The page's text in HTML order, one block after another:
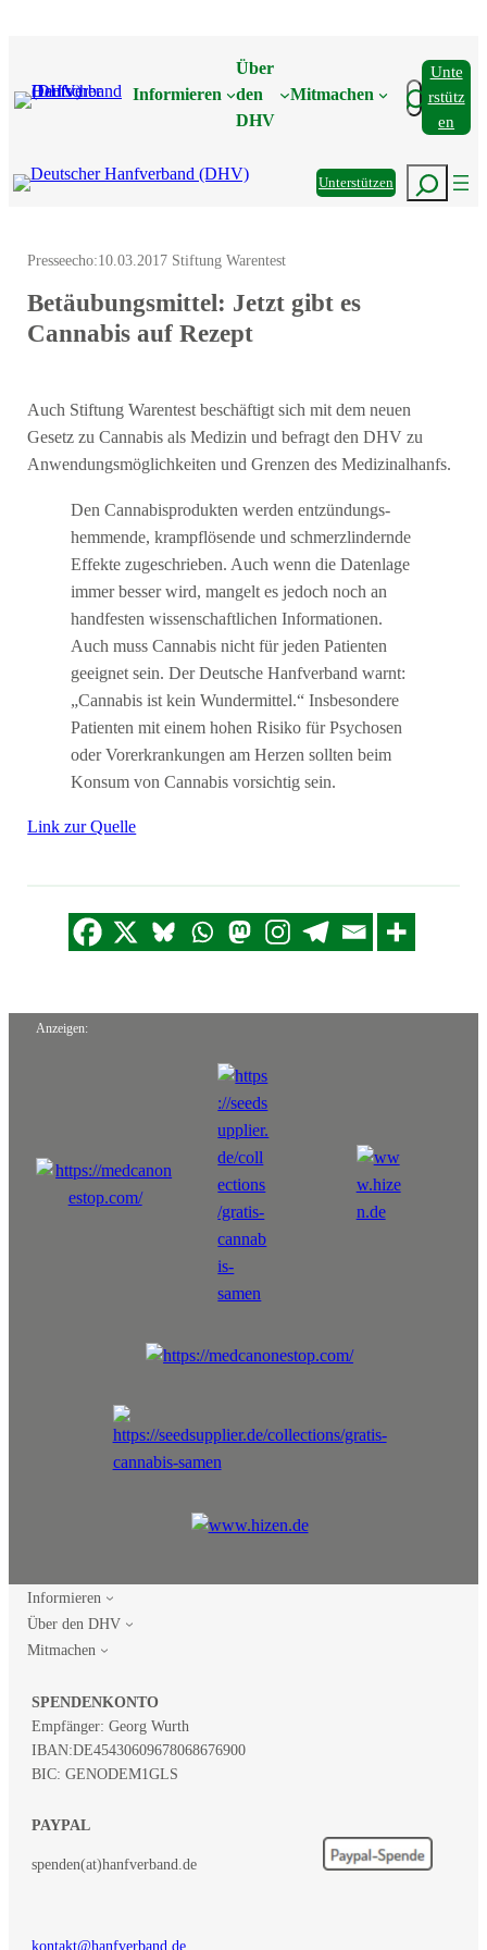
Informieren
Über
den
DHV
Mitmachen Suchen
Unte
Rstütz
En
UnterstützenSuchen
Presseecho:10.03.2017 Stiftung Warentest
Betäubungs­mittel: Jetzt gibt es
Cannabis auf Rezept
Auch Stiftung Warentest beschäftigt sich mit dem neuen
Gesetz zu Cannabis als Medizin und befragt den DHV zu
Anwendungsmöglichkeiten und Grenzen des Medizinalhanfs.
Den Cannabis­produkten werden entzündungs­
hemmende, krampf­lösende und schmerzlindernde
Effekte zuge­schrieben. Auch wenn die Daten­lage
immer besser wird, mangelt es jedoch noch an
hand­festen wissenschaftlichen Informationen.
Auch muss Cannabis nicht für jeden Patienten
geeignet sein. Der Deutsche Hanf­verband warnt:
„Cannabis ist kein Wunder­mittel.“ Insbesondere
Patienten mit einem hohen Risiko für Psycho­sen
oder Vorerkrankungen am Herzen sollten beim
Konsum von Cannabis vorsichtig sein.
Link zur Quelle
Anzeigen:
Informieren
Über den DHV
Mitmachen
SPENDENKONTO
Empfänger: Georg Wurth
IBAN:DE45430609678068676900
BIC: GENODEM1GLS
PAYPAL
spenden(at)hanfverband.de
kontakt@hanfverband.de